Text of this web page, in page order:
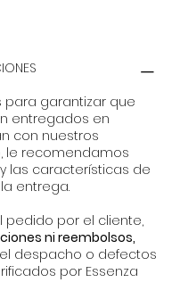
garantizar que
entregados en
con nuestros
le recomendamos
las características de
entrega.
pedido por el cliente,
ni reembolsos,
despacho o defectos
por Essenza